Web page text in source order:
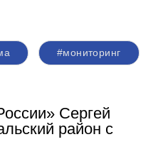
#мониторинг
Сергей
район с